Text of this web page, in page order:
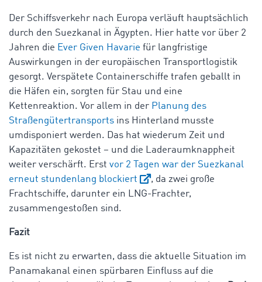
Der Schiffsverkehr nach Europa verläuft hauptsächlich
durch den Suezkanal in Ägypten. Hier hatte vor über 2
Jahren die Ever Given Havarie für langfristige
Auswirkungen in der europäischen Transportlogistik
gesorgt. Verspätete Containerschiffe trafen geballt in
die Häfen ein, sorgten für Stau und eine
Kettenreaktion. Vor allem in der Planung des
Straßengütertransports ins Hinterland musste
umdisponiert werden. Das hat wiederum Zeit und
Kapazitäten gekostet – und die Laderaumknappheit
weiter verschärft. Erst vor 2 Tagen war der Suezkanal
erneut stundenlang blockiert
, da zwei große
Frachtschiffe, darunter ein LNG-Frachter,
zusammengestoßen sind.
Fazit
Es ist nicht zu erwarten, dass die aktuelle Situation im
Panamakanal einen spürbaren Einfluss auf die